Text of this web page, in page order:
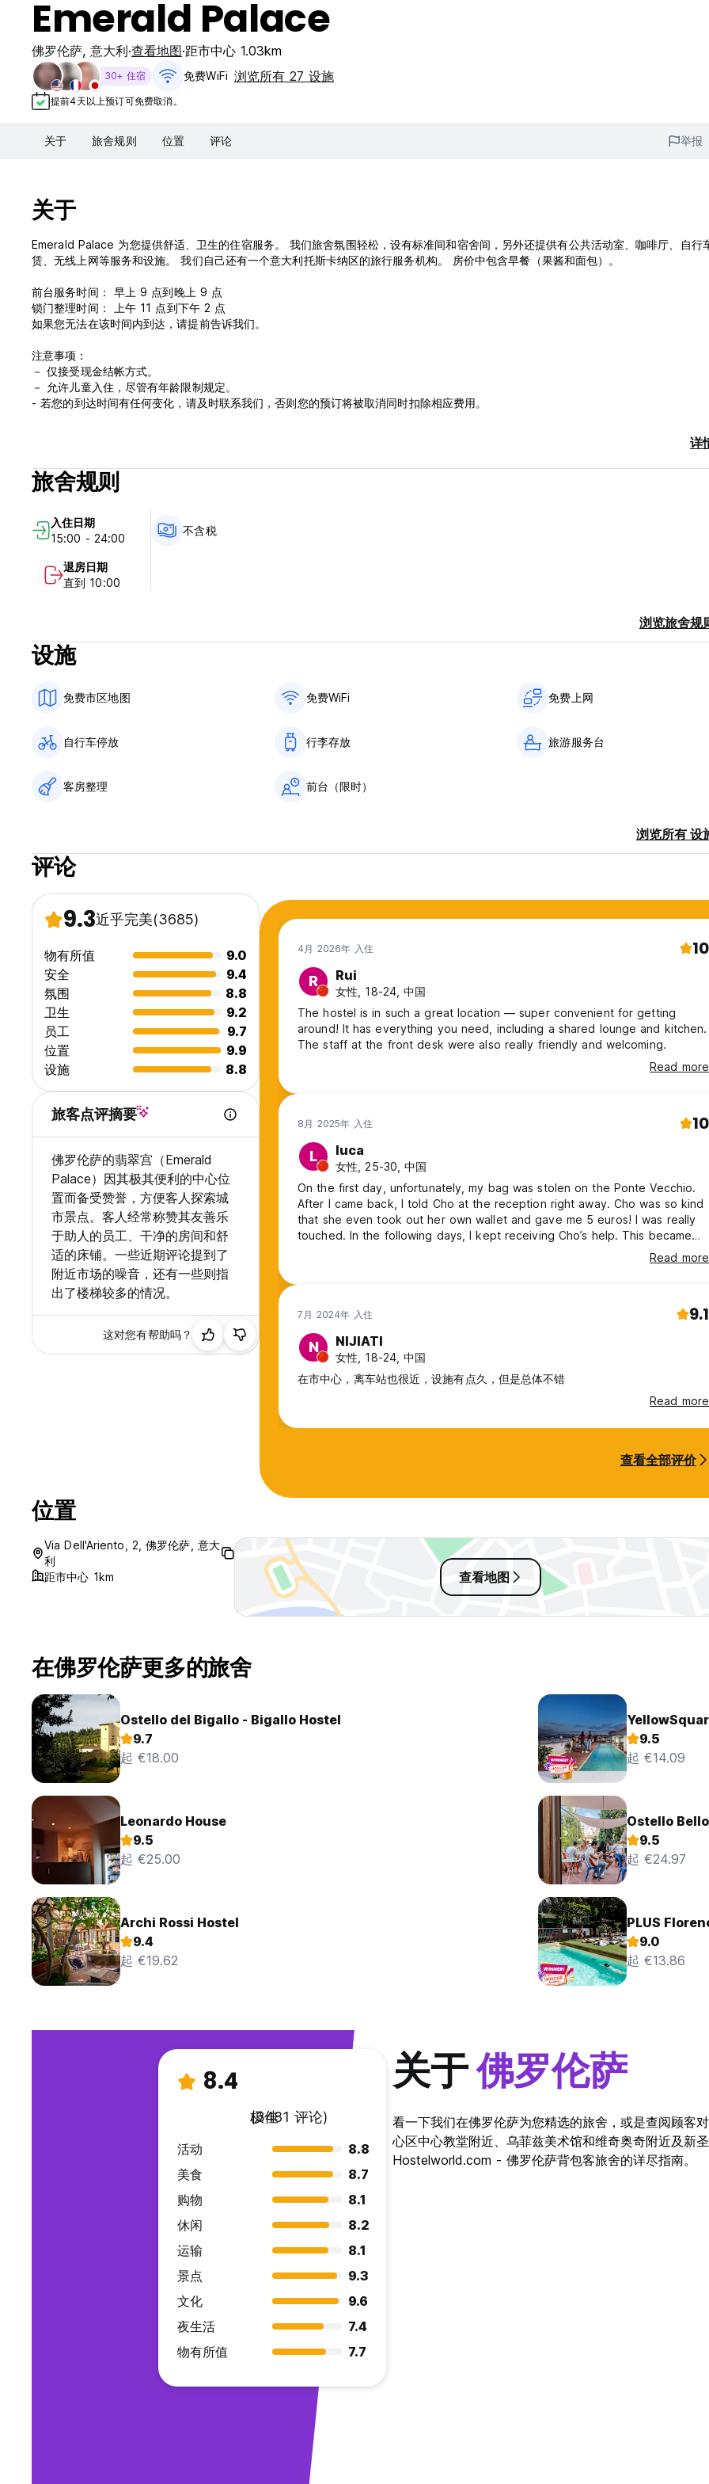
Emerald Palace
佛罗伦萨, 意大利 查看地图 距市中心 1.03km
30+ 住宿 免费WiFi 浏览所有 27 设施
提前4天以上预订可免费取消。
关于 旅舍规则 位置 评论 举报
关于
Emerald Palace 为您提供舒适、卫生的住宿服务。 我们旅舍氛围轻松，设有标准间和宿舍间，另外还提供有公共活动室、咖啡厅、自行车租
赁、无线上网等服务和设施。 我们自己还有一个意大利托斯卡纳区的旅行服务机构。 房价中包含早餐（果酱和面包）。
前台服务时间： 早上 9 点到晚上 9 点
锁门整理时间： 上午 11 点到下午 2 点
如果您无法在该时间内到达，请提前告诉我们。
注意事项：
－ 仅接受现金结帐方式。
－ 允许儿童入住，尽管有年龄限制规定。
- 若您的到达时间有任何变化，请及时联系我们，否则您的预订将被取消同时扣除相应费用。
详
旅舍规则
入住日期
15:00 - 24:00
退房日期
直到 10:00
不含税
浏览旅舍规
设施
免费市区地图 免费WiFi 免费上网
自行车停放 行李存放 旅游服务台
客房整理 前台（限时）
浏览所有 设
评论
9.3近乎完美(3685)
物有所值
9.0
安全
9.4
氛围
8.8
卫生
9.2
员工
9.7
位置
9.9
设施
8.8
旅客点评摘要
佛罗伦萨的翡翠宫（Emerald
Palace）因其极其便利的中心位
置而备受赞誉，方便客人探索城
市景点。客人经常称赞其友善乐
于助人的员工、干净的房间和舒
适的床铺。一些近期评论提到了
附近市场的噪音，还有一些则指
出了楼梯较多的情况。
这对您有帮助吗？
4月 2026年 入住 10
R Rui
女性, 18-24, 中国
The hostel is in such a great location — super convenient for getting
around! It has everything you need, including a shared lounge and kitchen.
The staff at the front desk were also really friendly and welcoming.
Read more
8月 2025年 入住 10
L luca
女性, 25-30, 中国
On the first day, unfortunately, my bag was stolen on the Ponte Vecchio.
After I came back, I told Cho at the reception right away. Cho was so kind
that she even took out her own wallet and gave me 5 euros! I was really
touched. In the following days, I kept receiving Cho’s help. This became
my unique experience in Florence, and it was Cho who made all of this
special. After I returned, I wrote five articles to commemorate my days in
Read more
7月 2024年 入住 9.1
N NIJIATI
女性, 18-24, 中国
在市中心，离车站也很近，设施有点久，但是总体不错
Read more
查看全部评价
位置
Via Dell'Ariento, 2, 佛罗伦萨, 意大
利
距市中心 1km
查看地图
在佛罗伦萨更多的旅舍
Ostello del Bigallo - Bigallo Hostel
9.7
起 €18.00
9.5
起 €14.09
Leonardo House
9.5
起 €25.00
Ostello
9.5
起 €24.97
Archi Rossi Hostel
9.4
起 €19.62
PLUS
9.0
起 €13.86
8.4
极佳
(3481 评论)
活动
8.8
美食
8.7
购物
8.1
休闲
8.2
运输
8.1
景点
9.3
文化
9.6
夜生活
7.4
物有所值
7.7
关于佛罗伦萨
看一下我们在佛罗伦萨为您精选的旅舍，或是查阅顾客
心区中心教堂附近、乌菲兹美术馆和维奇奥奇附近及新
Hostelworld.com - 佛罗伦萨背包客旅舍的详尽指南。